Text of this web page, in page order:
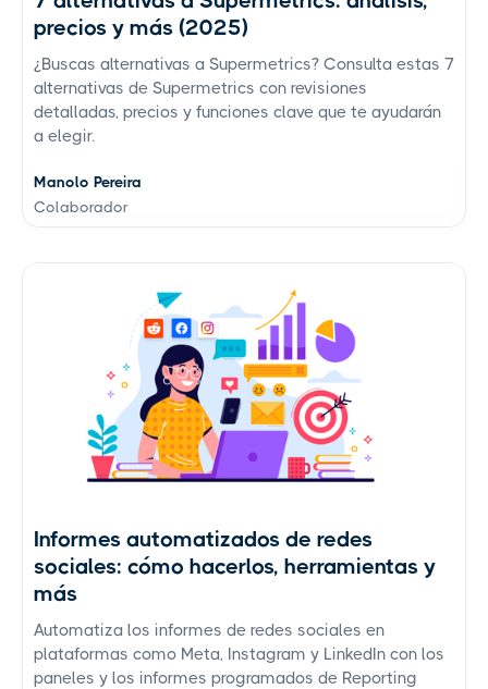
precios y más (2025)
¿Buscas alternativas a Supermetrics? Consulta estas 7
alternativas de Supermetrics con revisiones
detalladas, precios y funciones clave que te ayudarán
a elegir.
Manolo Pereira
Colaborador
Informes automatizados de redes
sociales: cómo hacerlos, herramientas y
más
Automatiza los informes de redes sociales en
plataformas como Meta, Instagram y LinkedIn con los
paneles y los informes programados de Reporting